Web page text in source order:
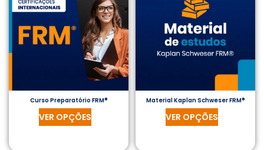
MINHA CONTA
PORTAL EAD
Curso Preparatório FRM®
VER OPÇÕES
Material Kaplan Schweser FRM®
VER OPÇÕES